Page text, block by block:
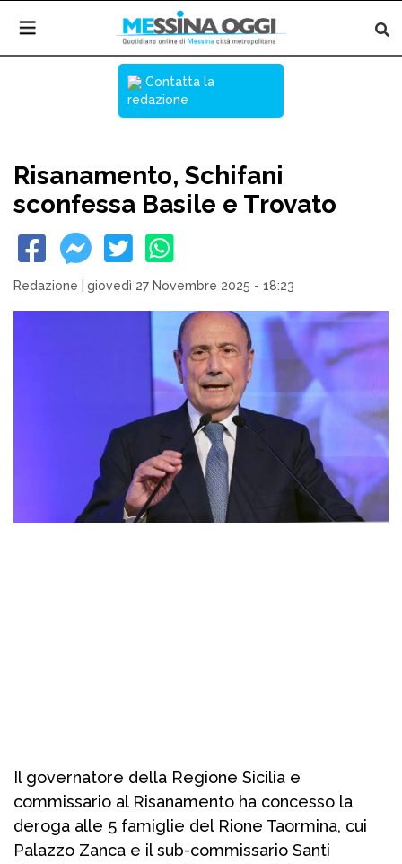
Contatta la
redazione
Risanamento, Schifani
sconfessa Basile e Trovato
Redazione giovedì 27 Novembre 2025 - 18:23
Il governatore della Regione Sicilia e
commissario al Risanamento ha concesso la
deroga alle 5 famiglie del Rione Taormina, cui
Palazzo Zanca e il sub-commissario Santi